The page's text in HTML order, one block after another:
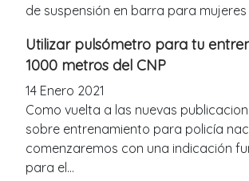
de suspensión en barra para mujeres
Utilizar pulsómetro para tu
1000 metros del CNP
14 Enero 2021
Como vuelta a las nuevas
sobre entrenamiento para policía
comenzaremos con una indicación
para el...